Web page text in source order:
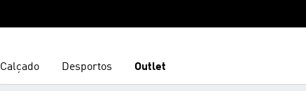
Calçado Desportos Outlet